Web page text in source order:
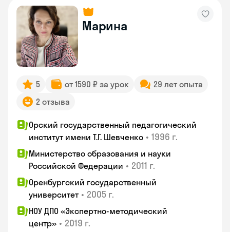
Марина
5 от 1590 ₽ за урок
29 лет опыта
2 отзыва
Орский государственный педагогический
институт имени Т.Г. Шевченко • 1996 г.
Министерство образования и науки
Российской Федерации • 2011 г.
Оренбургский государственный
университет • 2005 г.
НОУ ДПО «Экспертно-методический
центр» • 2019 г.